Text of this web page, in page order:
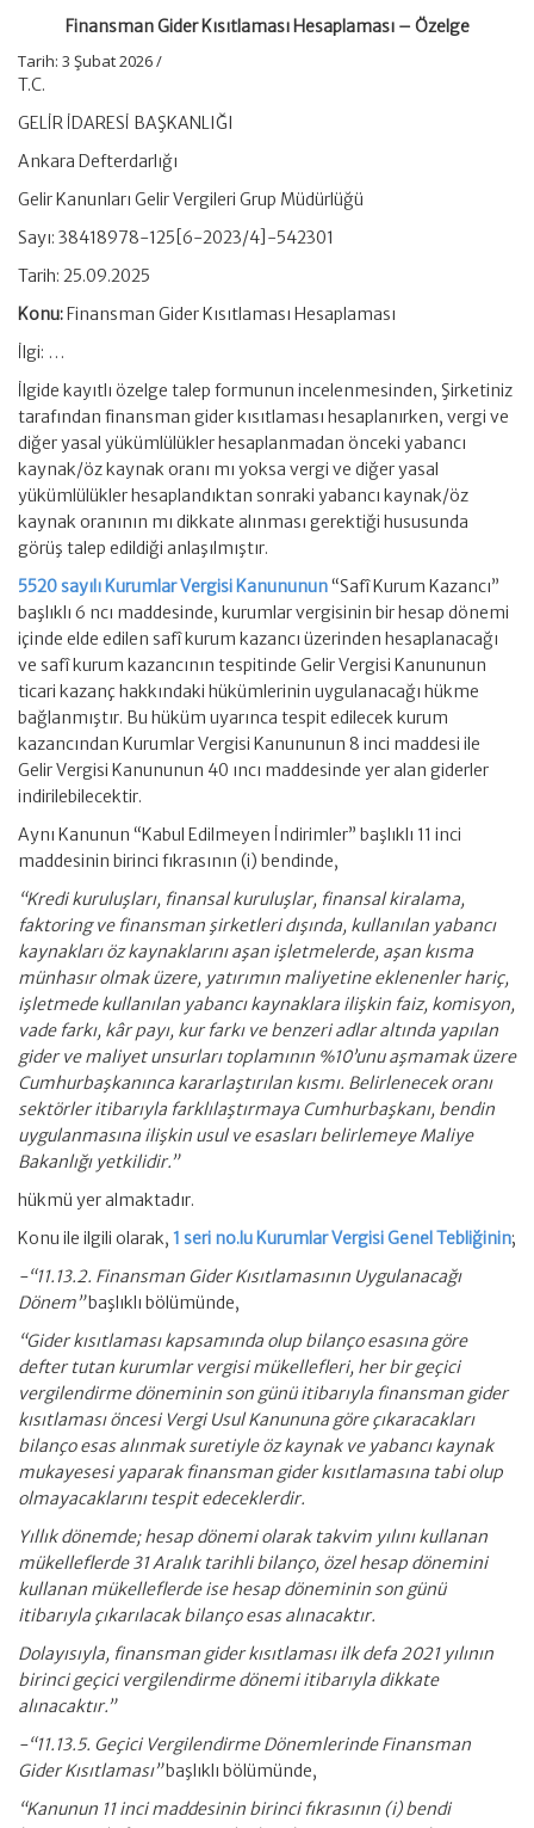
Finansman Gider Kısıtlaması Hesaplaması – Özelge
Tarih: 3 Şubat 2026 /
T.C.
GELİR İDARESİ BAŞKANLIĞI
Ankara Defterdarlığı
Gelir Kanunları Gelir Vergileri Grup Müdürlüğü
Sayı: 38418978-125[6-2023/4]-542301
Tarih: 25.09.2025
Konu:Finansman Gider Kısıtlaması Hesaplaması
İlgi: …
İlgide kayıtlı özelge talep formunun incelenmesinden, Şirketiniz
tarafından finansman gider kısıtlaması hesaplanırken, vergi ve
diğer yasal yükümlülükler hesaplanmadan önceki yabancı
kaynak/öz kaynak oranı mı yoksa vergi ve diğer yasal
yükümlülükler hesaplandıktan sonraki yabancı kaynak/öz
kaynak oranının mı dikkate alınması gerektiği hususunda
görüş talep edildiği anlaşılmıştır.
5520 sayılı Kurumlar Vergisi Kanununun “Safî Kurum Kazancı”
başlıklı 6 ncı maddesinde, kurumlar vergisinin bir hesap dönemi
içinde elde edilen safî kurum kazancı üzerinden hesaplanacağı
ve safî kurum kazancının tespitinde Gelir Vergisi Kanununun
ticari kazanç hakkındaki hükümlerinin uygulanacağı hükme
bağlanmıştır. Bu hüküm uyarınca tespit edilecek kurum
kazancından Kurumlar Vergisi Kanununun 8 inci maddesi ile
Gelir Vergisi Kanununun 40 ıncı maddesinde yer alan giderler
indirilebilecektir.
Aynı Kanunun “Kabul Edilmeyen İndirimler” başlıklı 11 inci
maddesinin birinci fıkrasının (i) bendinde,
“Kredi kuruluşları, finansal kuruluşlar, finansal kiralama,
faktoring ve finansman şirketleri dışında, kullanılan yabancı
kaynakları öz kaynaklarını aşan işletmelerde, aşan kısma
münhasır olmak üzere, yatırımın maliyetine eklenenler hariç,
işletmede kullanılan yabancı kaynaklara ilişkin faiz, komisyon,
vade farkı, kâr payı, kur farkı ve benzeri adlar altında yapılan
gider ve maliyet unsurları toplamının %10’unu aşmamak üzere
Cumhurbaşkanınca kararlaştırılan kısmı. Belirlenecek oranı
sektörler itibarıyla farklılaştırmaya Cumhurbaşkanı, bendin
uygulanmasına ilişkin usul ve esasları belirlemeye Maliye
Bakanlığı yetkilidir.”
hükmü yer almaktadır.
Konu ile ilgili olarak, 1 seri no.lu Kurumlar Vergisi Genel Tebliğinin;
-“11.13.2. Finansman Gider Kısıtlamasının Uygulanacağı
Dönem”başlıklı bölümünde,
“Gider kısıtlaması kapsamında olup bilanço esasına göre
defter tutan kurumlar vergisi mükellefleri, her bir geçici
vergilendirme döneminin son günü itibarıyla finansman gider
kısıtlaması öncesi Vergi Usul Kanununa göre çıkaracakları
bilanço esas alınmak suretiyle öz kaynak ve yabancı kaynak
mukayesesi yaparak finansman gider kısıtlamasına tabi olup
olmayacaklarını tespit edeceklerdir.
Yıllık dönemde; hesap dönemi olarak takvim yılını kullanan
mükelleflerde 31 Aralık tarihli bilanço, özel hesap dönemini
kullanan mükelleflerde ise hesap döneminin son günü
itibarıyla çıkarılacak bilanço esas alınacaktır.
Dolayısıyla, finansman gider kısıtlaması ilk defa 2021 yılının
birinci geçici vergilendirme dönemi itibarıyla dikkate
alınacaktır.”
-“11.13.5. Geçici Vergilendirme Dönemlerinde Finansman
Gider Kısıtlaması”başlıklı bölümünde,
“Kanunun 11 inci maddesinin birinci fıkrasının (i) bendi